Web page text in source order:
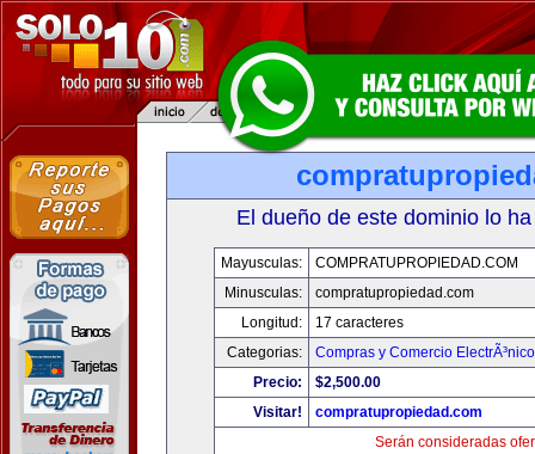
El dueño de este dominio lo
Mayusculas:
COMPRATUPROPIEDAD.COM
Minusculas:
compratupropiedad.com
Longitud:
17 caracteres
Categorias:
Compras y Comercio ElectrÃ³nico
Precio:
$2,500.00
Visitar!
compratupropiedad.com
Serán consideradas